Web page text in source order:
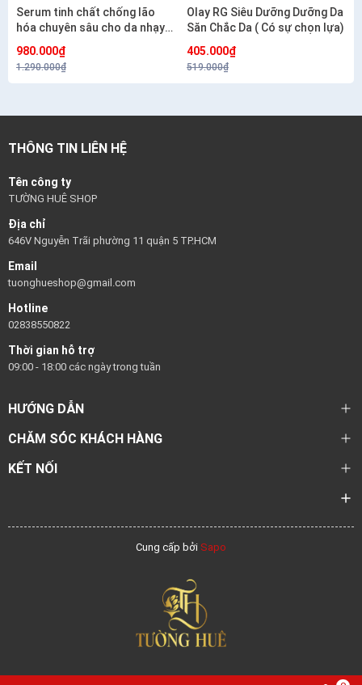
Serum tinh chất chống lão
hóa chuyên sâu cho da nhạy
cảm CETAPHIL HEALTHY
RENEW SERUM 30G
980.000₫
1.290.000₫
Olay RG Siêu Dưỡng Dưỡng Da
Săn Chắc Da ( Có sự chọn lựa)
405.000₫
519.000₫
THÔNG TIN LIÊN HỆ
Tên công ty
TƯỜNG HUÊ SHOP
Địa chỉ
646V Nguyễn Trãi phường 11 quận 5 TP.HCM
Email
tuonghueshop@gmail.com
Hotline
02838550822
Thời gian hỗ trợ
09:00 - 18:00 các ngày trong tuần
HƯỚNG DẪN
CHĂM SÓC KHÁCH HÀNG
KẾT NỐI
Cung cấp bởi Sapo